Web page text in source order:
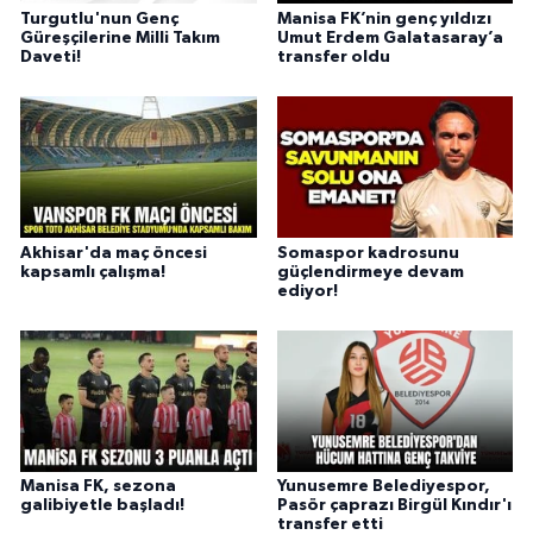
Turgutlu'nun Genç
Güreşçilerine Milli Takım
Daveti!
Manisa FK’nin genç yıldızı
Umut Erdem Galatasaray’a
transfer oldu
Akhisar'da maç öncesi
kapsamlı çalışma!
Somaspor kadrosunu
güçlendirmeye devam
ediyor!
Manisa FK, sezona
galibiyetle başladı!
Yunusemre Belediyespor,
Pasör çaprazı Birgül Kındır'ı
transfer etti